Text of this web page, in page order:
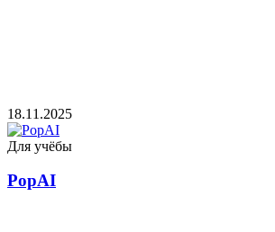
18.11.2025
Для учёбы
PopAI